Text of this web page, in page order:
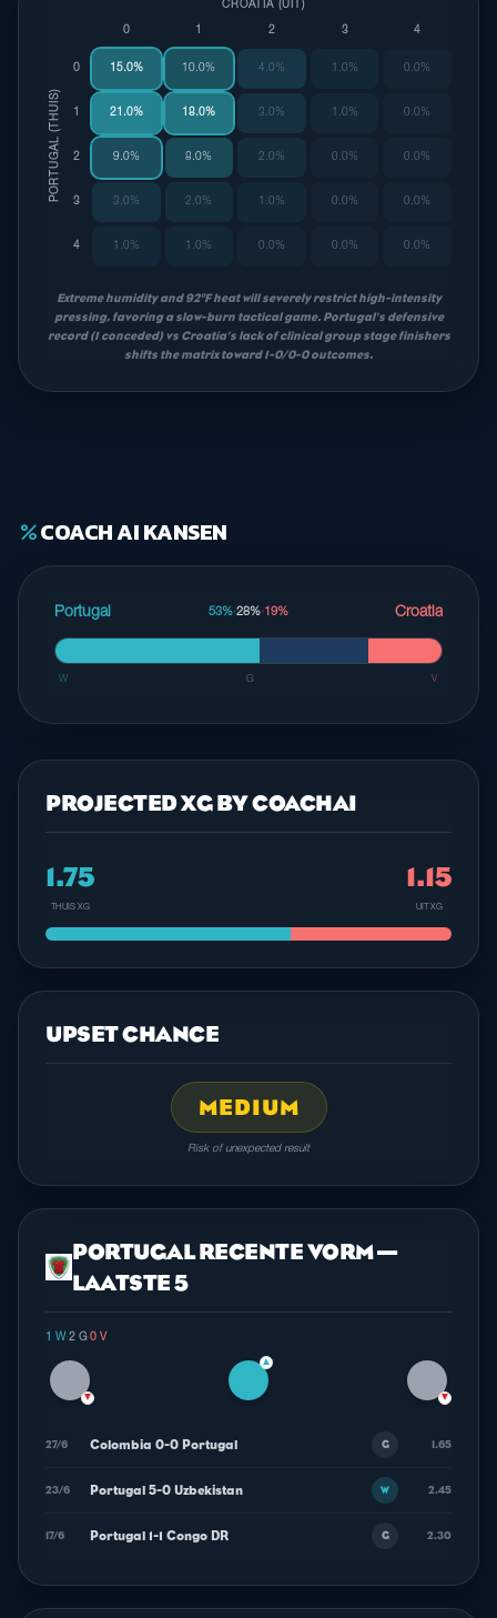
CROATIA (UIT)
PORTUGAL (THUIS)
0 1 2 3 4
0 15.0% 10.0% 4.0% 1.0% 0.0%
21.0% 18.0% 3.0% 1.0% 0.0%
2 9.0% 8.0% 2.0% 0.0% 0.0%
3 3.0% 2.0% 1.0% 0.0% 0.0%
4 1.0% 1.0% 0.0% 0.0% 0.0%
Extreme humidity and 92°F heat will severely restrict high-intensity
pressing, favoring a slow-burn tactical game. Portugal's defensive
record (1 conceded) vs Croatia's lack of clinical group stage finishers
shifts the matrix toward 1-0/0-0 outcomes.
percentCOACH AI KANSEN
Portugal 53%·28%·19% Croatia
W G V
PROJECTED XG BY COACHAI
1.75
THUIS XG
1.15
UIT XG
UPSET CHANCE
MEDIUM
Risk of unexpected result
PORTUGAL RECENTE VORM —
LAATSTE 5
1 W·2 G·0 V
▼
▲
▼
27/6 Colombia 0-0 Portugal G 1.65
23/6 Portugal 5-0 Uzbekistan W 2.45
17/6 Portugal 1-1 Congo DR G 2.30